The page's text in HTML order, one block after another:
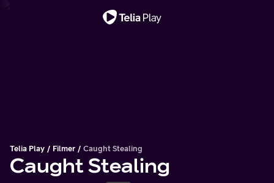
Telia Play Filmer Caught Stealing
Caught Stealing